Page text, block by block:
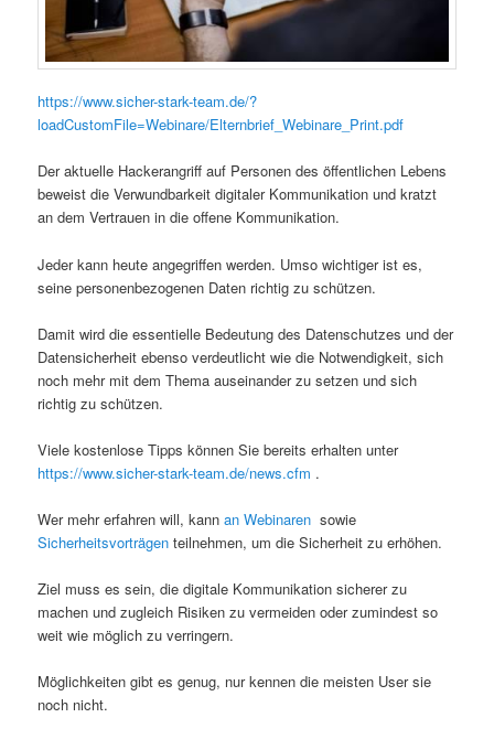
https://www.sicher-stark-team.de/?
loadCustomFile=Webinare/Elternbrief_Webinare_Print.pdf
Der aktuelle Hackerangriff auf Personen des öffentlichen Lebens
beweist die Verwundbarkeit digitaler Kommunikation und kratzt
an dem Vertrauen in die offene Kommunikation.
Jeder kann heute angegriffen werden. Umso wichtiger ist es,
seine personenbezogenen Daten richtig zu schützen.
Damit wird die essentielle Bedeutung des Datenschutzes und der
Datensicherheit ebenso verdeutlicht wie die Notwendigkeit, sich
noch mehr mit dem Thema auseinander zu setzen und sich
richtig zu schützen.
Viele kostenlose Tipps können Sie bereits erhalten unter
https://www.sicher-stark-team.de/news.cfm .
Wer mehr erfahren will, kannan Webinaren sowie
Sicherheitsvorträgen teilnehmen, um die Sicherheit zu erhöhen.
Ziel muss es sein, die digitale Kommunikation sicherer zu
machen und zugleich Risiken zu vermeiden oder zumindest so
weit wie möglich zu verringern.
Möglichkeiten gibt es genug, nur kennen die meisten User sie
noch nicht.